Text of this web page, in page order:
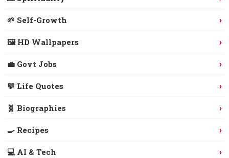
🌱 Self-Growth ›
🖼️ HD Wallpapers ›
💼 Govt Jobs ›
💬 Life Quotes ›
🧬 Biographies ›
🍳 Recipes ›
💻 AI & Tech ›